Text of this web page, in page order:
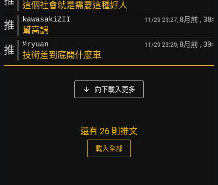
這個社會就是需要這種好人
推 kawasakiZII 11/29 23:27, 8月前 , 38F
幫高調
推 Mryuan 11/29 23:29, 8月前 , 39F
技術差到底開什麼車
向下載入更多
還有 26 則推文
載入全部